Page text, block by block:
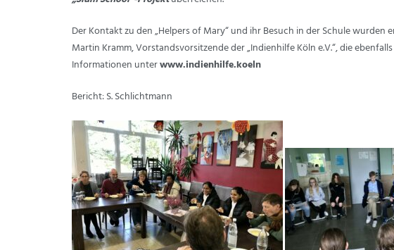
Der Kontakt zu den „Helpers of Mary“ und ihr Besuch in der Schule
Martin Kramm, Vorstandsvorsitzende der „Indienhilfe Köln e.V.“, die
Informationen unterwww.indienhilfe.koeln
Bericht: S. Schlichtmann